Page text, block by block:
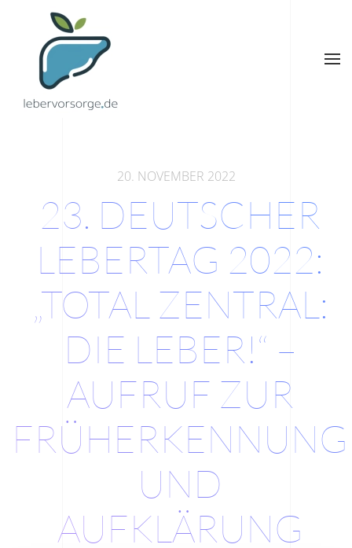
Zum
Hauptinhalt
springen
20. NOVEMBER 2022
23. DEUTSCHER
LEBERTAG 2022:
„TOTAL ZENTRAL:
DIE LEBER!“ –
AUFRUF ZUR
FRÜHERKENNUNG
UND
AUFKLÄRUNG